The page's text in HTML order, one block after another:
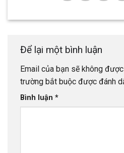
Để lại một bình luận
Email của bạn sẽ không
trường bắt buộc được đánh
Bình luận *